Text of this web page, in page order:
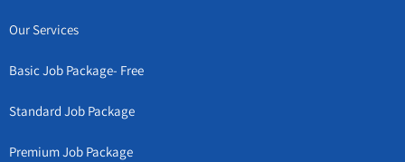
Our Services
Basic Job Package- Free
Standard Job Package
Premium Job Package